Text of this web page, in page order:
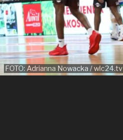
FOTO: Adrianna Nowacka / wlc24.tv